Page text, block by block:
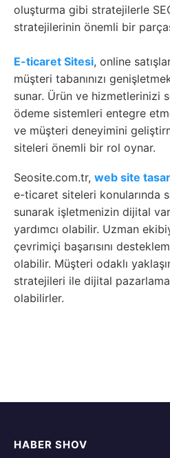
oluşturma gibi stratejilerle
stratejilerinin önemli bir
E-ticaret Sitesi, online
müşteri tabanınızı
sunar. Ürün ve hizmetlerinizi
ödeme sistemleri entegre
ve müşteri deneyimini
siteleri önemli bir rol oynar.
Seosite.com.tr, web site
e-ticaret siteleri konularında
sunarak işletmenizin dijital
yardımcı olabilir. Uzman
çevrimiçi başarısını
olabilir. Müşteri odaklı
stratejileri ile dijital
olabilirler.
HABER SHOV